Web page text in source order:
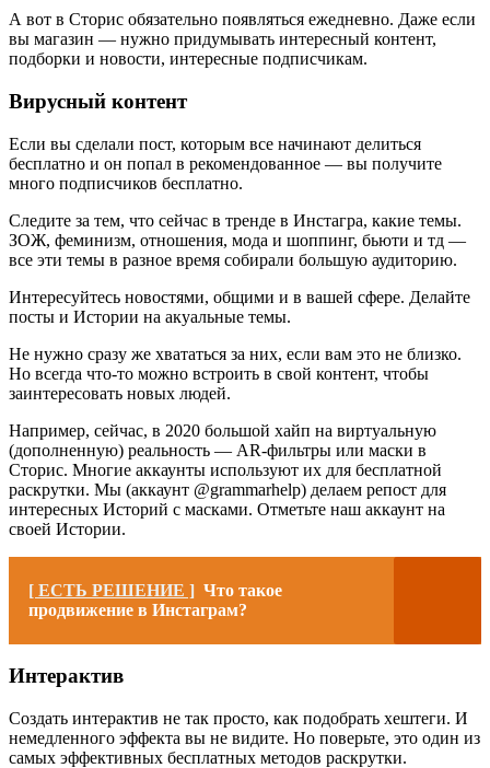
А вот в Сторис обязательно появляться ежедневно. Даже если
вы магазин — нужно придумывать интересный контент,
подборки и новости, интересные подписчикам.
Вирусный контент
Если вы сделали пост, которым все начинают делиться
бесплатно и он попал в рекомендованное — вы получите
много подписчиков бесплатно.
Следите за тем, что сейчас в тренде в Инстагра, какие темы.
ЗОЖ, феминизм, отношения, мода и шоппинг, бьюти и тд —
все эти темы в разное время собирали большую аудиторию.
Интересуйтесь новостями, общими и в вашей сфере. Делайте
посты и Истории на акуальные темы.
Не нужно сразу же хвататься за них, если вам это не близко.
Но всегда что-то можно встроить в свой контент, чтобы
заинтересовать новых людей.
Например, сейчас, в 2020 большой хайп на виртуальную
(дополненную) реальность — AR-фильтры или маски в
Сторис. Многие аккаунты используют их для бесплатной
раскрутки. Мы (аккаунт @grammarhelp) делаем репост для
интересных Историй с масками. Отметьте наш аккаунт на
своей Истории.
[ ЕСТЬ РЕШЕНИЕ ] Что такое
продвижение в Инстаграм?
Интерактив
Создать интерактив не так просто, как подобрать хештеги. И
немедленного эффекта вы не видите. Но поверьте, это один из
самых эффективных бесплатных методов раскрутки.